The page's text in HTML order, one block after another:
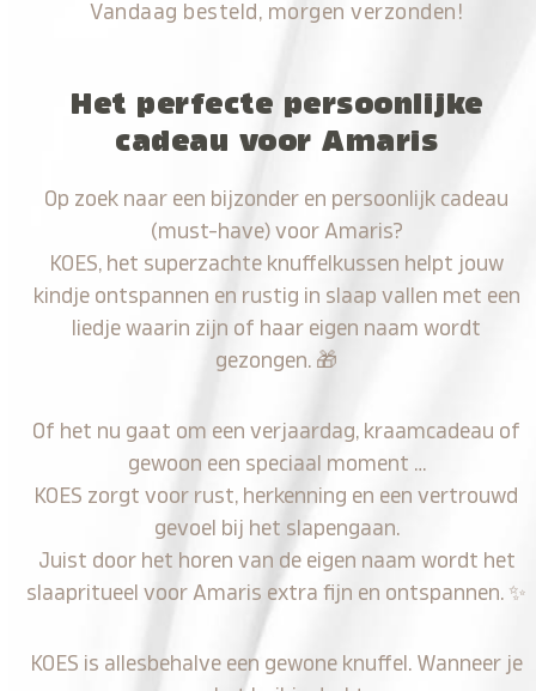
Vandaag besteld, morgen verzonden!
Het perfecte persoonlijke
cadeau voor Amaris
Op zoek naar een bijzonder en persoonlijk cadeau
(must-have) voor Amaris?
KOES, het superzachte knuffelkussen helpt jouw
kindje ontspannen en rustig in slaap vallen met een
liedje waarin zijn of haar eigen naam wordt
gezongen. 🎁
Of het nu gaat om een verjaardag, kraamcadeau of
gewoon een speciaal moment …
KOES zorgt voor rust, herkenning en een vertrouwd
gevoel bij het slapengaan.
Juist door het horen van de eigen naam wordt het
slaapritueel voor Amaris extra fijn en ontspannen. ✨
KOES is allesbehalve een gewone knuffel. Wanneer je